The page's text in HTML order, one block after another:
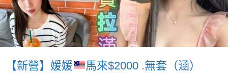
【新營】媛媛 馬來$2000 .無套（涵）